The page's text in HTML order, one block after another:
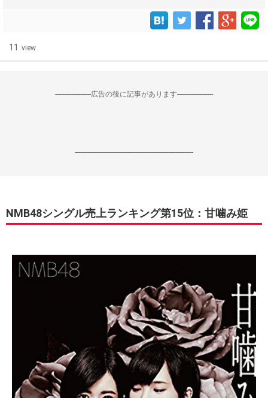
11 view
--------------------広告の後に記事があります--------------------
------------------------------------------------------------------
NMB48シングル売上ランキング第15位：甘噛み姫